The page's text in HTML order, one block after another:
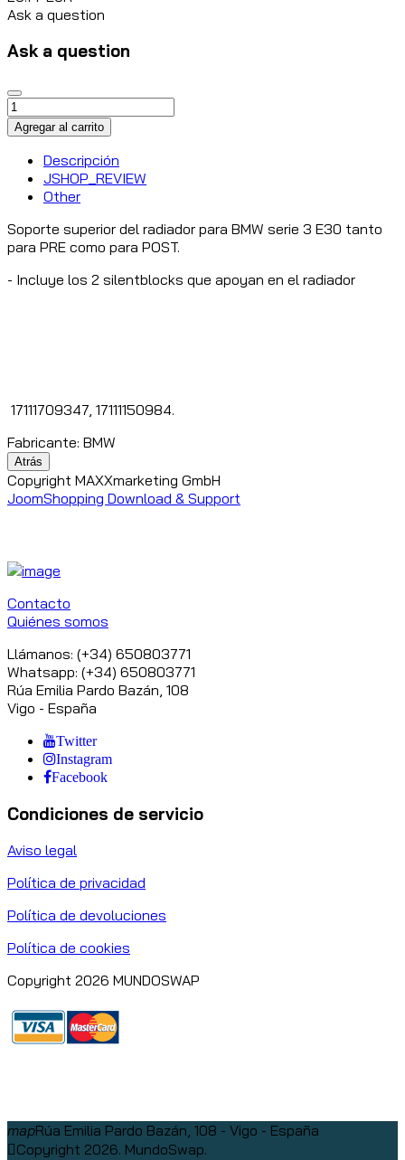
Ask a question
Ask a question
Descripción
JSHOP_REVIEW
Other
Soporte superior del radiador para BMW serie 3 E30 tanto
para PRE como para POST.
- Incluye los 2 silentblocks que apoyan en el radiador
17111709347, 17111150984.
Fabricante: BMW
Copyright MAXXmarketing GmbH
JoomShopping Download & Support
Contacto
Quiénes somos
Llámanos: (+34) 650803771
Whatsapp: (+34) 650803771
Rúa Emilia Pardo Bazán, 108
Vigo - España
Twitter
Instagram
Facebook
Condiciones de servicio
Aviso legal
Política de privacidad
Política de devoluciones
Política de cookies
Copyright 2026 MUNDOSWAP
mapRúa Emilia Pardo Bazán, 108 - Vigo - España
Copyright 2026. MundoSwap.